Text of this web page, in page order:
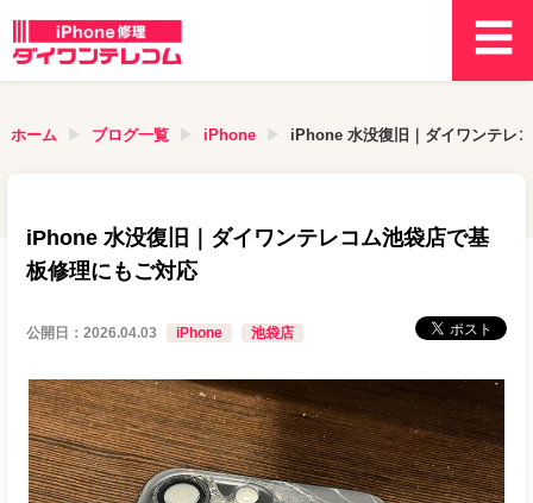
ホーム ブログ一覧 iPhone iPhone 水没復旧｜ダイワンテレ
iPhone 水没復旧｜ダイワンテレコム池袋店で基
板修理にもご対応
公開日：2026.04.03 iPhone 池袋店